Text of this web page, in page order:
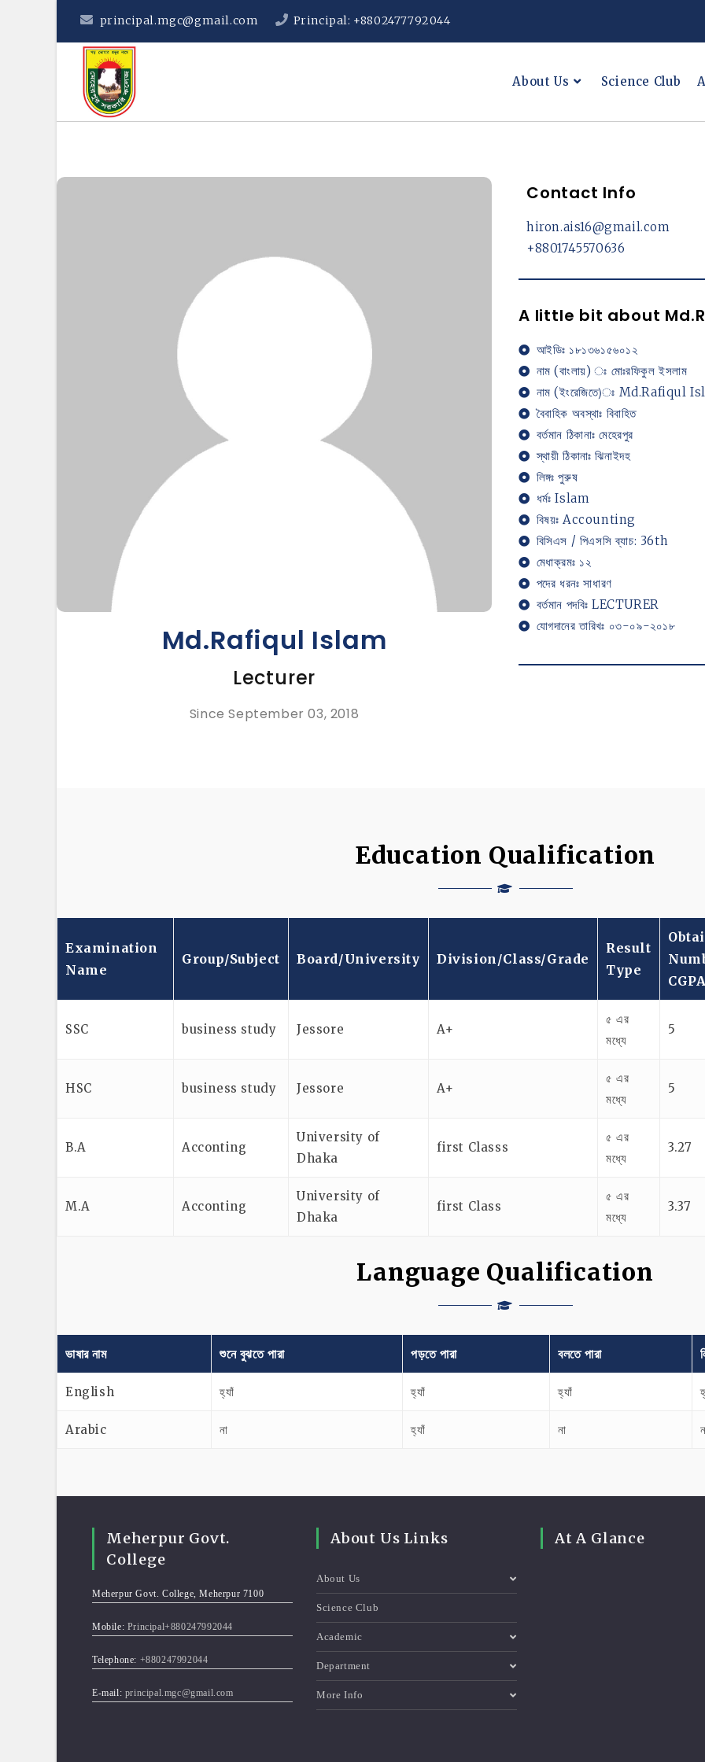
principal.mgc@gmail.com Principal: +8802477792044
About Us Science Club
Md.Rafiqul Islam
Lecturer
Since September 03, 2018
Contact Info
hiron.ais16@gmail.com
+8801745570636
A little bit about
আইডিঃ ১৮১৩৬১৫৬০১২
নাম (বাংলায়) ঃ মোঃরফিকুল ইসলাম
নাম (ইংরেজিতে)ঃ Md.Rafiqul
বৈবাহিক অবস্থাঃ বিবাহিত
বর্তমান ঠিকানাঃ মেহেরপুর
স্থায়ী ঠিকানাঃ ঝিনাইদহ
লিঙ্গঃ পুরুষ
ধর্মঃ Islam
বিষয়ঃ Accounting
বিসিএস / পিএসসি ব্যাচ: 36th
মেধাক্রমঃ ১২
পদের ধরনঃ সাধারণ
বর্তমান পদবিঃ LECTURER
যোগদানের তারিখঃ ০৩-০৯-২০১৮
Education Qualification
Examination
Name
Group/subject Board/university Division/Class/Grade
Result
Type
SSC business study Jessore A+
৫ এর
মধ্যে
5
HSC business study Jessore A+
৫ এর
মধ্যে
5
B.A Acconting
University of
Dhaka
first Classs
৫ এর
মধ্যে
3.27
M.A Acconting
University of
Dhaka
first Class
৫ এর
মধ্যে
3.37
Language Qualification
ভাষার নাম শুনে বুঝতে পারা পড়তে পারা বলতে পারা
English হ্যাঁ হ্যাঁ হ্যাঁ
Arabic না হ্যাঁ না
Meherpur Govt.
College
Meherpur Govt. College, Meherpur 7100
Mobile: Principal+880247992044
Telephone: +880247992044
E-mail: principal.mgc@gmail.com
About Us Links
About Us
Science Club
Academic
Department
More Info
At A Glance